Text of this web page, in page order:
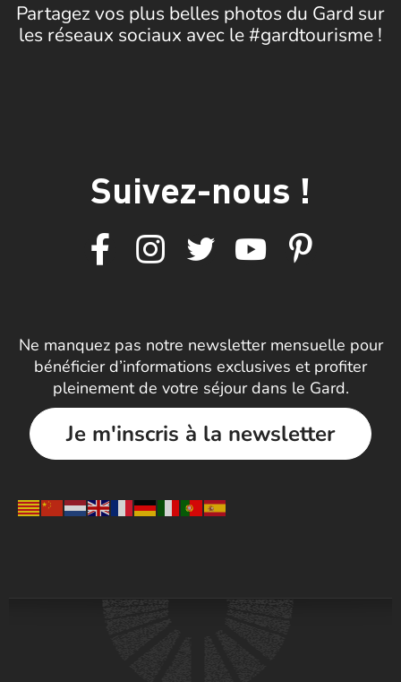
Partagez vos plus belles photos du Gard sur
les réseaux sociaux avec le #gardtourisme !
Suivez-nous !
Ne manquez pas notre newsletter mensuelle pour
bénéficier d’informations exclusives et profiter
pleinement de votre séjour dans le Gard.
Je m'inscris à la newsletter